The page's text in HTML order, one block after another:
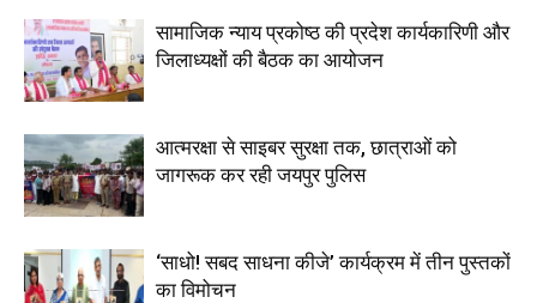
सामाजिक न्याय प्रकोष्ठ की प्रदेश कार्यकारिणी और
जिलाध्यक्षों की बैठक का आयोजन
आत्मरक्षा से साइबर सुरक्षा तक, छात्राओं को
जागरूक कर रही जयपुर पुलिस
‘साधो! सबद साधना कीजे’ कार्यक्रम में तीन पुस्तकों
का विमोचन